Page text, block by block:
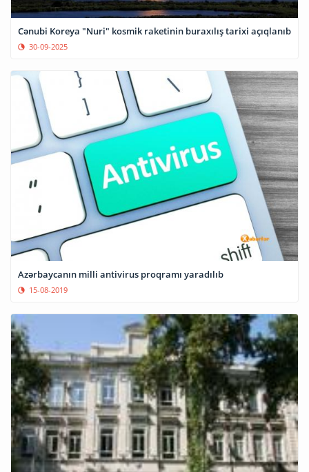
Cənubi Koreya "Nuri" kosmik raketinin buraxılış tarixi açıqlanıb
30-09-2025
Azərbaycanın milli antivirus proqramı yaradılıb
15-08-2019